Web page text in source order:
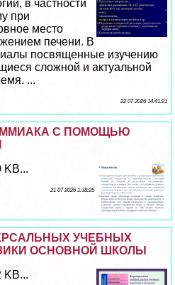
в частности
при
место
печени. В
посвященные изучению
сложной и актуальной
...
22 07 2026 14:41:21
С ПОМОЩЬЮ
KB...
21 07 2026 1:38:25
УЧЕБНЫХ
ОСНОВНОЙ ШКОЛЫ
KB...